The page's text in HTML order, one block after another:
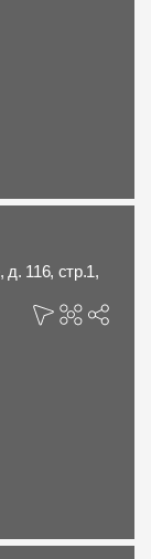
116, стр.1,